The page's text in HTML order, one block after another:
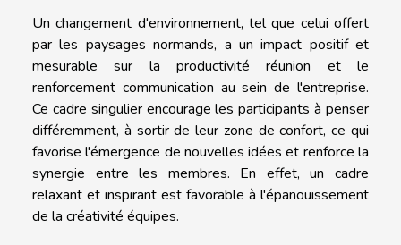
Un changement d'environnement, tel que celui offert
par les paysages normands, a un impact positif et
mesurable sur la productivité réunion et le
renforcement communication au sein de l'entreprise.
Ce cadre singulier encourage les participants à penser
différemment, à sortir de leur zone de confort, ce qui
favorise l'émergence de nouvelles idées et renforce la
synergie entre les membres. En effet, un cadre
relaxant et inspirant est favorable à l'épanouissement
de la créativité équipes.